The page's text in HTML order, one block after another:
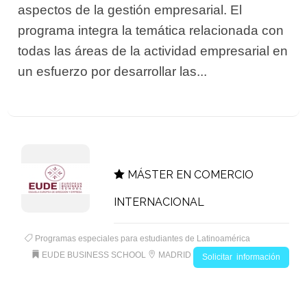
aspectos de la gestión empresarial. El
programa integra la temática relacionada con
todas las áreas de la actividad empresarial en
un esfuerzo por desarrollar las...
MÁSTER EN COMERCIO
INTERNACIONAL
Programas especiales para estudiantes de Latinoamérica
EUDE BUSINESS SCHOOL
MADRID Solicitar información